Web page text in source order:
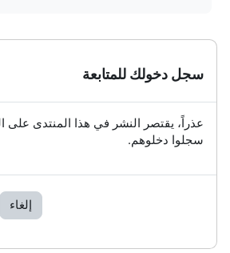
سجل دخولك للمتابعة
عذراً، يقتصر النشر في هذا المنتدى على
سجلوا دخلوهم.
إلغاء